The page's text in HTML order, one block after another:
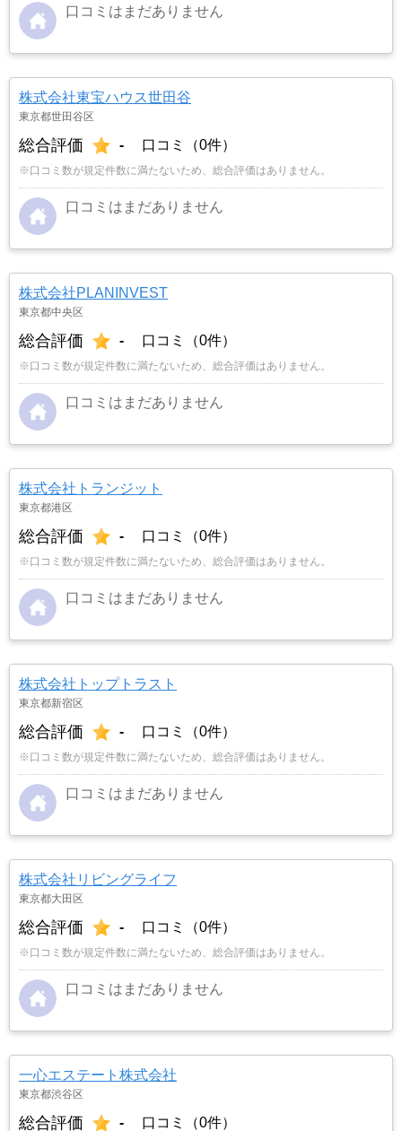
口コミはまだありません
株式会社東宝ハウス世田谷
東京都世田谷区
総合評価 - 口コミ（0件）
※口コミ数が規定件数に満たないため、総合評価はありません。
口コミはまだありません
株式会社PLANINVEST
東京都中央区
総合評価 - 口コミ（0件）
※口コミ数が規定件数に満たないため、総合評価はありません。
口コミはまだありません
株式会社トランジット
東京都港区
総合評価 - 口コミ（0件）
※口コミ数が規定件数に満たないため、総合評価はありません。
口コミはまだありません
株式会社トップトラスト
東京都新宿区
総合評価 - 口コミ（0件）
※口コミ数が規定件数に満たないため、総合評価はありません。
口コミはまだありません
株式会社リビングライフ
東京都大田区
総合評価 - 口コミ（0件）
※口コミ数が規定件数に満たないため、総合評価はありません。
口コミはまだありません
一心エステート株式会社
東京都渋谷区
総合評価 - 口コミ（0件）